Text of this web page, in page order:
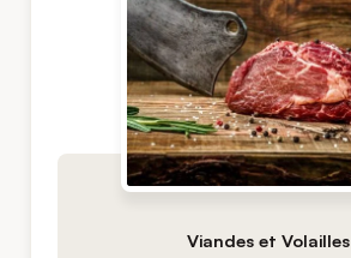
Viandes et Volailles